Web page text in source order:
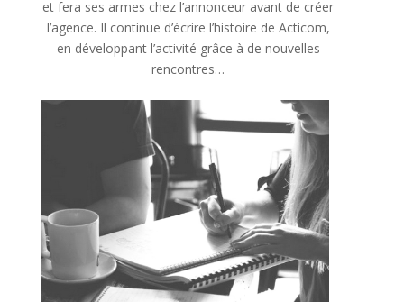
et fera ses armes chez l’annonceur avant de créer
l’agence. Il continue d’écrire l’histoire de Acticom,
en développant l’activité grâce à de nouvelles
rencontres…